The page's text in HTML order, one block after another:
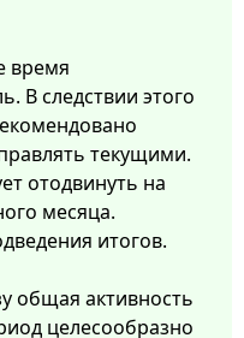
время
В следствии этого
текущими.
отодвинуть на
месяца.
итогов.
общая активность
целесообразно